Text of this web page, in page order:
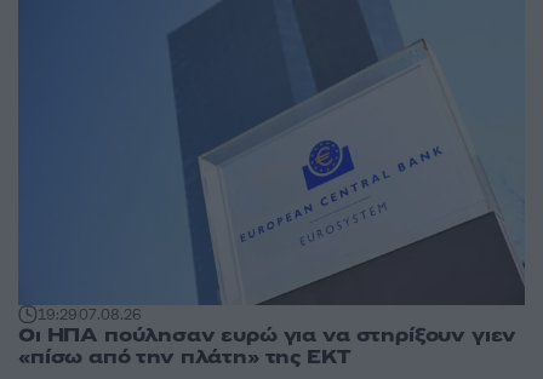
19:2907.08.26
Οι ΗΠΑ πούλησαν ευρώ για να στηρίξουν γιεν
«πίσω από την πλάτη» της ΕΚΤ